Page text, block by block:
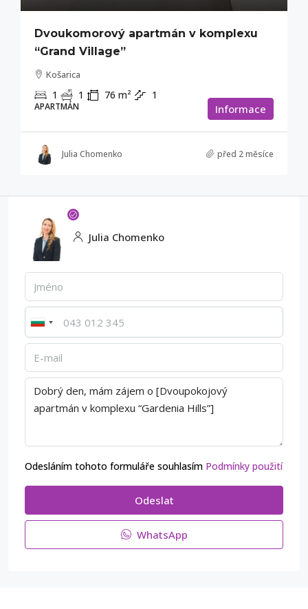
Dvoukomorový apartmán v komplexu
“Grand Village”
Košarica
1 1 76 m² 1
APARTMÁN Informace
Julia Chomenko před 2 měsíce
Julia Chomenko
Odesláním tohoto formuláře souhlasím Podmínky použití
Odeslat
WhatsApp